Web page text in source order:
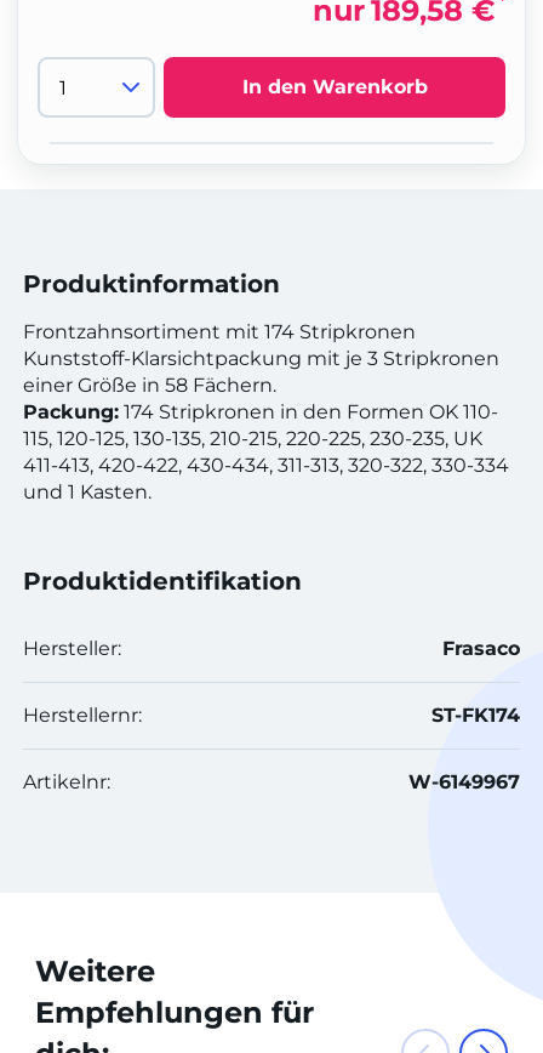
nur189,58 €
In den Warenkorb
Produktinformation
Frontzahnsortiment mit 174 Stripkronen
Kunststoff-Klarsichtpackung mit je 3 Stripkronen
einer Größe in 58 Fächern.
Packung: 174 Stripkronen in den Formen OK 110-
115, 120-125, 130-135, 210-215, 220-225, 230-235, UK
411-413, 420-422, 430-434, 311-313, 320-322, 330-334
und 1 Kasten.
Produktidentifikation
Hersteller: Frasaco
Herstellernr: ST-FK174
Artikelnr: W-6149967
Weitere
Empfehlungen für